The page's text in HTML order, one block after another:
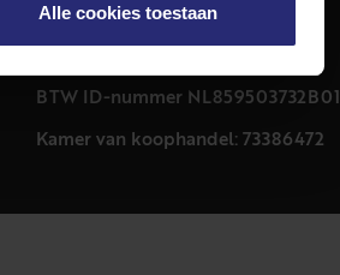
Alle cookies toestaan
BTW ID-nummer NL859503732B01
Kamer van koophandel: 73386472